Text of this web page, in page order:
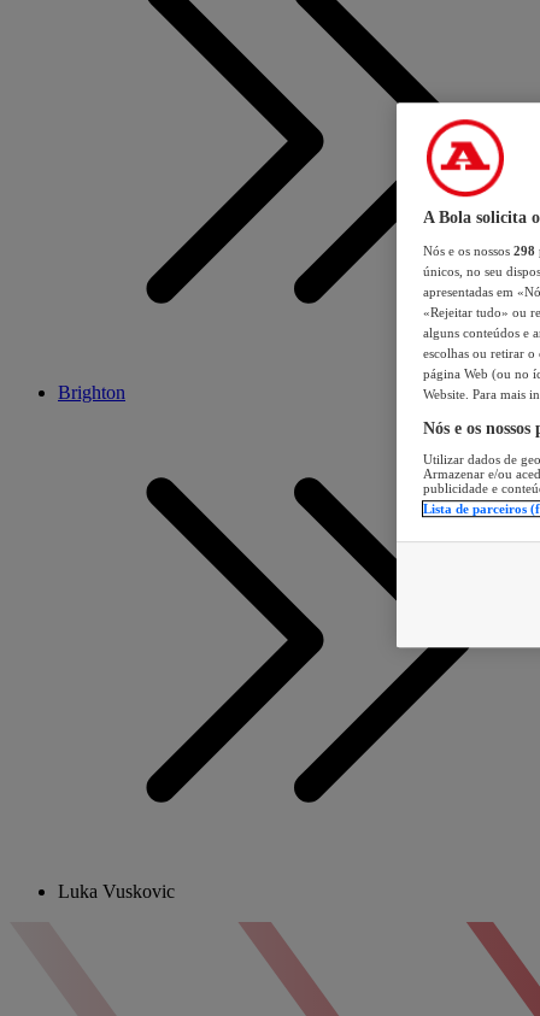
Brighton
Luka Vuskovic
A Bola solicita
Nós e os nossos 298
únicos, no seu
apresentadas em
«Rejeitar tudo» ou
alguns conteúdos e
escolhas ou retirar
página Web (ou no
Website. Para mais
Nós e os
Utilizar dados de
Armazenar e/ou
publicidade e
Lista de parceiros